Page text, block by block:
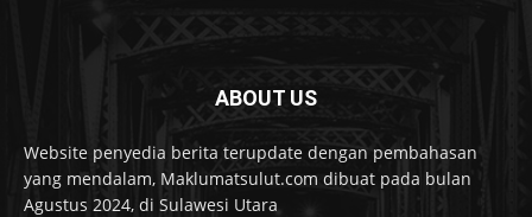
ABOUT US
Website penyedia berita terupdate dengan pembahasan
yang mendalam, Maklumatsulut.com dibuat pada bulan
Agustus 2024, di Sulawesi Utara